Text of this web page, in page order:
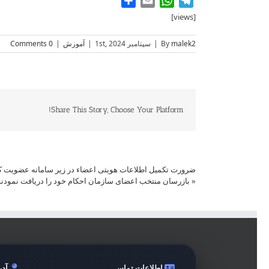
[views]
By malek2
| سپتامبر 1st, 2024 | آموزش |
0 Comments
Share This Story, Choose Your Platform!
ضرورت تکمیل اطلاعات هویتی اعضاء در زیر سامانه
« بازرسان منتخب اعضای سازمان احکام خود را دریافت